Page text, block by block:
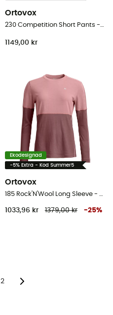
Ortovox
230 Competition Short Pants - Leggings - Dam
1149,00 kr
Ekodesignad
-5% Extra - Kod Summer5
Ortovox
185 Rock'N'Wool Long Sleeve - Underställ Dam
1033,96 kr 1379,00 kr -25%
2